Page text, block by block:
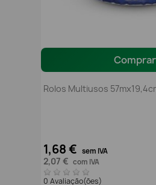
Comprar
Rolos Multiusos
1,68 € sem IVA
2,07 € com IVA
0 Avaliação(ões)